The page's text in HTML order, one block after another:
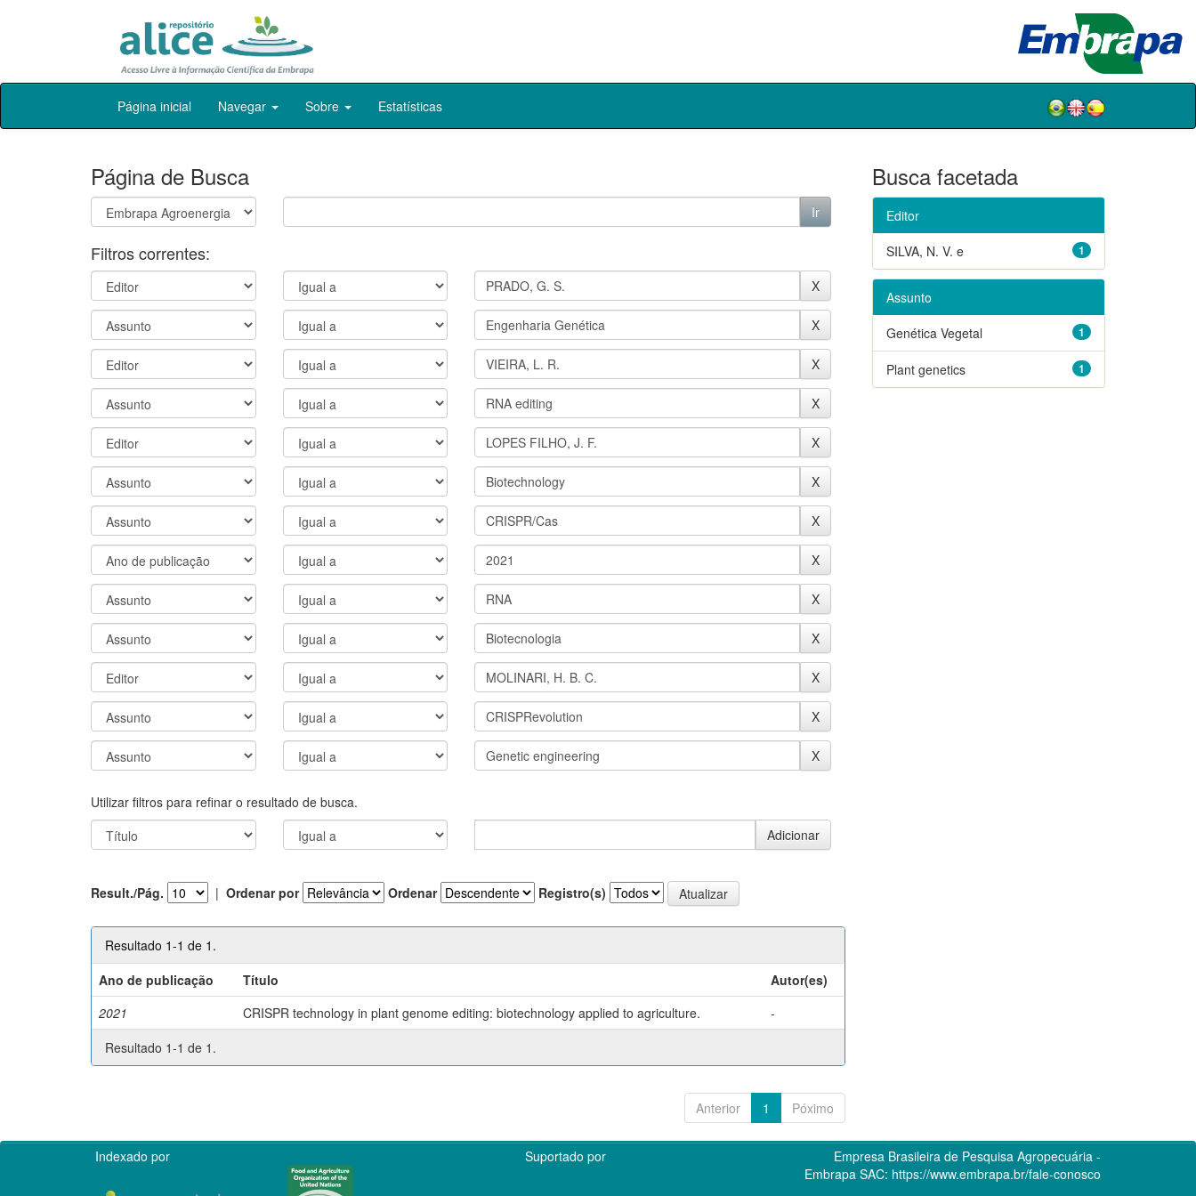
Skip
Página inicial Navegar Sobre Estatísticas
Página de Busca
Filtros correntes:
Utilizar filtros para refinar o resultado de busca.
Result./Pág. | Ordenar por Ordenar Registro(s)
Resultado 1-1 de 1.
Ano de publicação
Título
Autor(es)
2021
CRISPR technology in plant genome editing: biotechnology applied to agriculture.
-
Resultado 1-1 de 1.
Anterior 1 Póximo
Busca facetada
Editor
1
SILVA, N. V. e
Assunto
1
Genética Vegetal
1
Plant genetics
Indexado por Suportado por
Empresa Brasileira de Pesquisa Agropecuária -
Embrapa SAC: https://www.embrapa.br/fale-conosco